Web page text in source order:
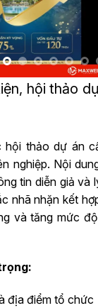
hội thảo
hội thảo dự án
nghiệp. Nội
tin diễn giả và
nhã nhặn kết
và tăng mức
địa điểm tổ chức